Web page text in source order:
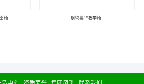
椅 钢管豪华教学椅